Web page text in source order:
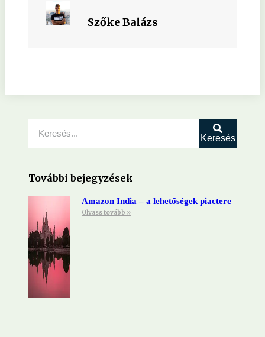
Szőke Balázs
Keresés
További bejegyzések
Amazon India – a lehetőségek piactere
Olvass tovább »